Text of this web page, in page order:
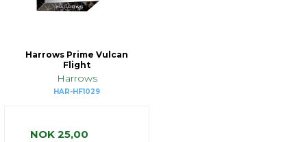
Harrows Prime Vulcan
Flight
Harrows
HAR-HF1029
NOK 25,00